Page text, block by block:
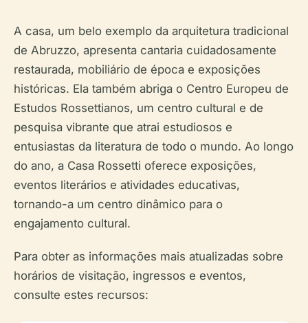
A casa, um belo exemplo da arquitetura tradicional
de Abruzzo, apresenta cantaria cuidadosamente
restaurada, mobiliário de época e exposições
históricas. Ela também abriga o Centro Europeu de
Estudos Rossettianos, um centro cultural e de
pesquisa vibrante que atrai estudiosos e
entusiastas da literatura de todo o mundo. Ao longo
do ano, a Casa Rossetti oferece exposições,
eventos literários e atividades educativas,
tornando-a um centro dinâmico para o
engajamento cultural.
Para obter as informações mais atualizadas sobre
horários de visitação, ingressos e eventos,
consulte estes recursos: